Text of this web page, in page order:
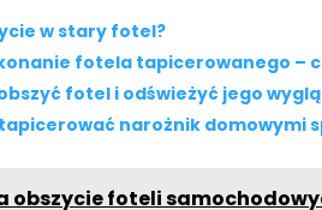
w stary fotel?
fotela tapicerowanego –
fotel i odświeżyć jego
narożnik domowymi
obszycie foteli